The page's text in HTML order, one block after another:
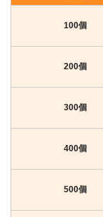
100個
200個
300個
400個
500個